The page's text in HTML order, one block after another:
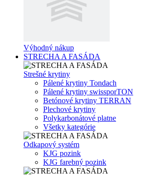
Výhodný nákup
STRECHA A FASÁDA
Strešné krytiny
Pálené krytiny Tondach
Pálené krytiny swissporTON
Betónové krytiny TERRAN
Plechové krytiny
Polykarbonátové platne
Všetky kategórie
Odkapový systém
KJG pozink
KJG farebný pozink